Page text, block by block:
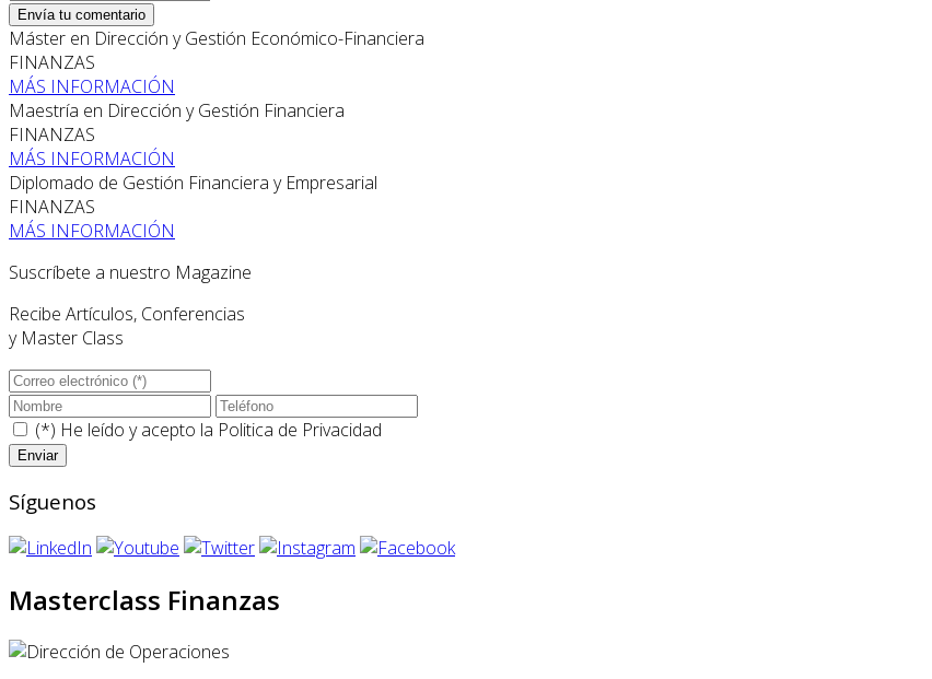
Envía tu comentario
Máster en Dirección y Gestión Económico-Financiera
FINANZAS
MÁS INFORMACIÓN
Maestría en Dirección y Gestión Financiera
FINANZAS
MÁS INFORMACIÓN
Diplomado de Gestión Financiera y Empresarial
FINANZAS
MÁS INFORMACIÓN
Suscríbete a nuestro Magazine
Recibe Artículos, Conferencias
y Master Class
(*) He leído y acepto la Politica de Privacidad
Síguenos
Masterclass Finanzas